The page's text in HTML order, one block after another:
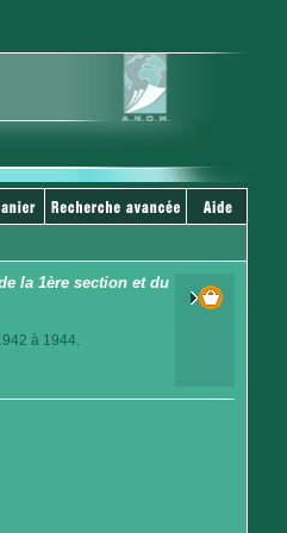
la 1ère section et du
à 1944.